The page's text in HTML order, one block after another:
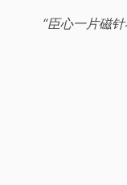
“臣心一片磁